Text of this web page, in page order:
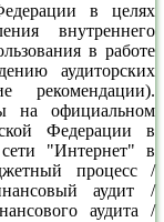
в целях
внутреннего
в работе
аудиторских
рекомендации).
на официальном
Федерации в
"Интернет" в
процесс /
аудит /
аудита /